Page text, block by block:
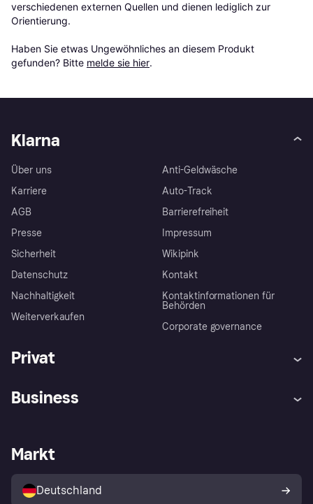
verschiedenen externen Quellen und dienen lediglich zur
Orientierung.
Haben Sie etwas Ungewöhnliches an diesem Produkt
gefunden? Bitte melde sie hier.
Klarna
Über uns
Karriere
AGB
Presse
Sicherheit
Datenschutz
Nachhaltigkeit
Weiterverkaufen
Anti-Geldwäsche
Auto-Track
Barrierefreiheit
Impressum
Wikipink
Kontakt
Kontaktinformationen für
Behörden
Corporate governance
Privat
Klarna App
Shops entdecken
Käuferschutzrichtlinie
Dein Widerrufsrecht
Business
Händlerportal
Markt
Deutschland